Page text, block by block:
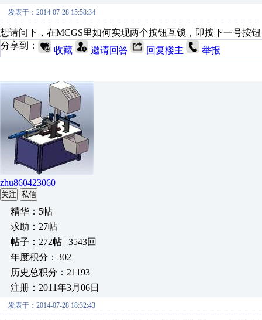
发表于：2014-07-28 15:58:34
想请问下，在MCGS里如何实现两个按钮互锁，即按下一号按
分享到：
收藏 邀请回答 回复楼主 举报
zhu860423060
关注 私信
精华：5帖
求助：27帖
帖子：272帖 | 3543回
年度积分：302
历史总积分：21193
注册：2011年3月06日
发表于：2014-07-28 18:32:43